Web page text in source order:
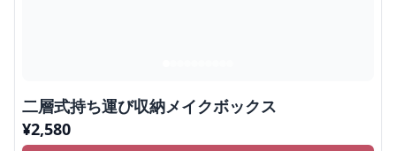
二層式持ち運び収納メイクボックス
¥2,580